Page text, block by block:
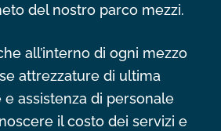
del nostro parco mezzi.
all’interno di ogni mezzo
attrezzature di ultima
assistenza di personale
il costo dei servizi e